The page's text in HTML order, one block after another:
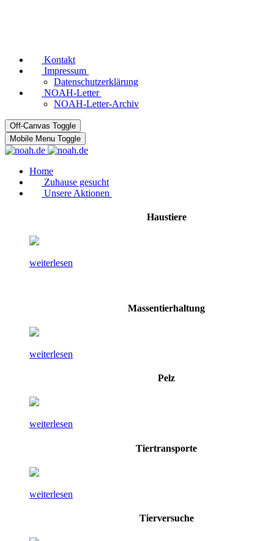
Kontakt
Impressum
Datenschutzerklärung
NOAH-Letter
NOAH-Letter-Archiv
Off-Canvas Toggle
Mobile Menu Toggle
Home
Zuhause gesucht
Unsere Aktionen
Haustiere
weiterlesen
Massentierhaltung
weiterlesen
Pelz
weiterlesen
Tiertransporte
weiterlesen
Tierversuche